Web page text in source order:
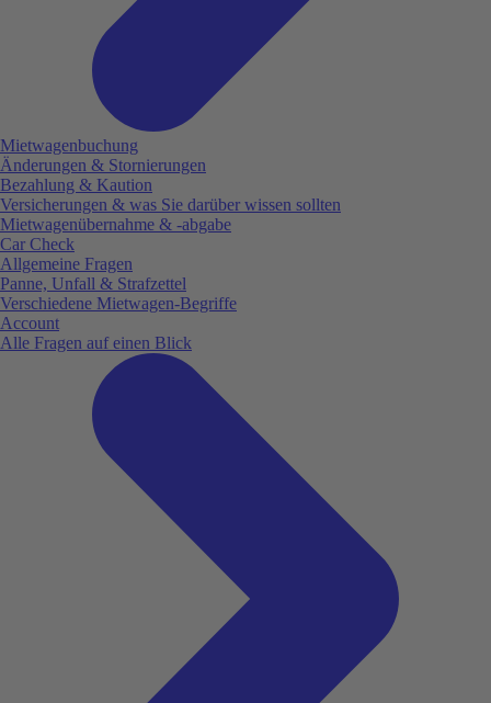
Mietwagenbuchung
Änderungen & Stornierungen
Bezahlung & Kaution
Versicherungen & was Sie darüber wissen sollten
Mietwagenübernahme & -abgabe
Car Check
Allgemeine Fragen
Panne, Unfall & Strafzettel
Verschiedene Mietwagen-Begriffe
Account
Alle Fragen auf einen Blick